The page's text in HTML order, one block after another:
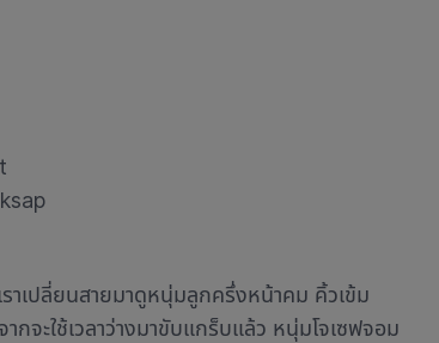
าเปลี่ยนสายมาดูหนุ่มลูกครึ่งหน้าคม คิ้วเข้ม
กจะใช้เวลาว่างมาขับแกร็บแล้ว หนุ่มโจเซฟจอม